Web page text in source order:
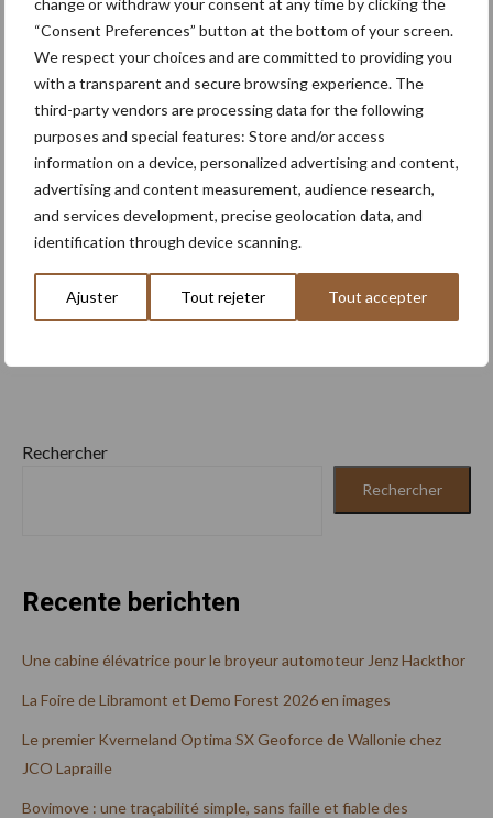
“Consent Preferences” button at the bottom of your screen.
We respect your choices and are committed to providing you
with a transparent and secure browsing experience. The
third-party vendors are processing data for the following
purposes and special features: Store and/or access
information on a device, personalized advertising and content,
advertising and content measurement, audience research,
and services development, precise geolocation data, and
identification through device scanning.
Ajuster Tout rejeter Tout accepter
Le Strator, un nouveau camion à
capot pour le marché européen
En savoir plus
Rechercher
Rechercher
Recente berichten
Une cabine élévatrice pour le broyeur automoteur Jenz Hackthor
La Foire de Libramont et Demo Forest 2026 en images
Le premier Kverneland Optima SX Geoforce de Wallonie chez
JCO Lapraille
Bovimove : une traçabilité simple, sans faille et fiable des